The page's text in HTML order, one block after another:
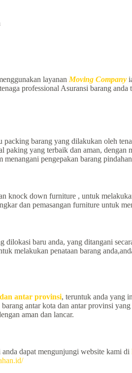
layanan Moving Company
professional Asuransi barang
packing barang yang dilakukan oleh
paking yang terbaik dan aman,
pengepakan barang
knock down furniture , untuk
dan pemasangan furniture untuk
dilokasi baru anda, yang ditangani
melakukan penataan barang
antar provinsi, teruntuk anda yang
antar kota dan antar provinsi
aman dan lancar.
dapat mengunjungi website kami di